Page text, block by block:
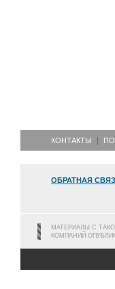
КОНТАКТЫ
ОБРАТНАЯ
МАТЕРИАЛЫ С
КОМПАНИЙ